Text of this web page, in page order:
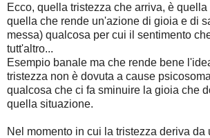
Ecco, quella tristezza che arriva, è quella
quella che rende un'azione di gioia e di
messa) qualcosa per cui il sentimento
tutt'altro...
Esempio banale ma che rende bene
tristezza non è dovuta a cause
qualcosa che ci fa sminuire la gioia che
quella situazione.
Nel momento in cui la tristezza deriva da